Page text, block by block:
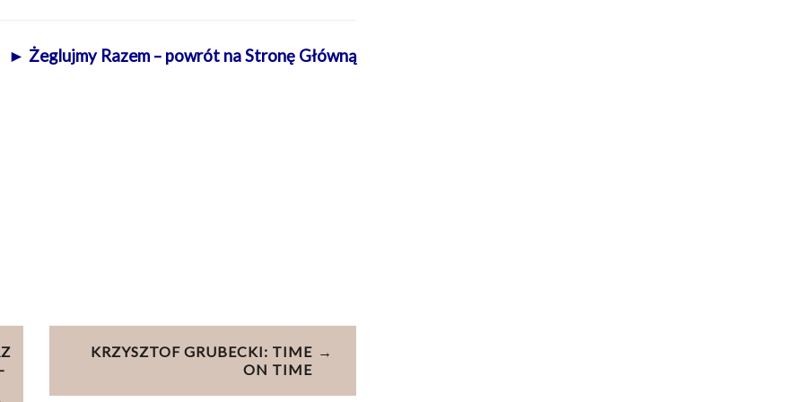
► Żeglujmy Razem – powrót na Stronę Główną
KRZYSZTOF GRUBECKI: TIME
ON TIME